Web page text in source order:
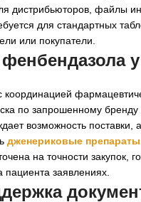
дистрибьюторов, файлы
для стандартных
или покупатели.
по запрошенному
возможность
дженериковые препараты
на точности закупок,
заявлениях.